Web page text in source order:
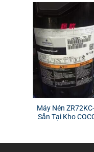
Máy Nén
Sẵn Tại Kho